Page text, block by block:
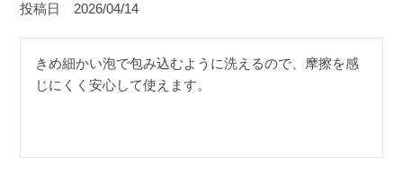
投稿日 2026/04/14
きめ細かい泡で包み込むように洗えるので、摩擦を感
じにくく安心して使えます。